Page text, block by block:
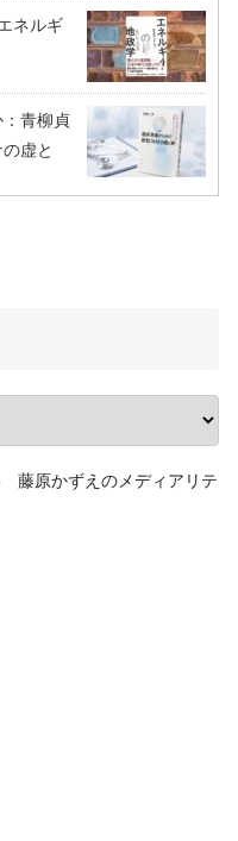
ネルギ
青柳貞
虚と
藤原かずえのメディアリテ